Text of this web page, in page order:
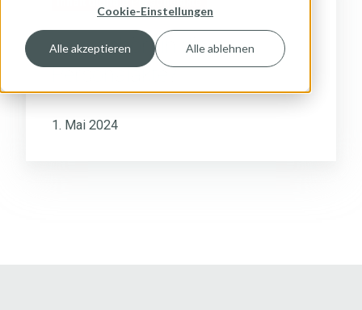
Cookie-Einstellungen
Alle akzeptieren Alle ablehnen
Personalakte?
Was gehört in die
Personalakte?
1. Mai 2024